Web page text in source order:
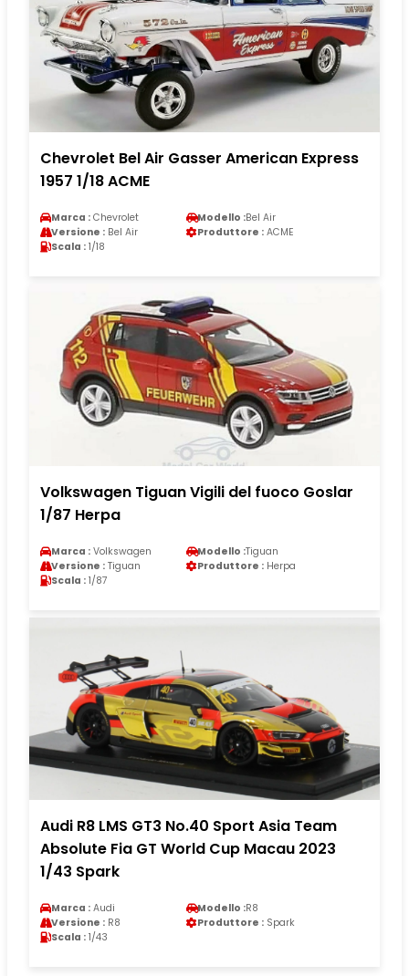
Chevrolet Bel Air Gasser American Express
1957 1/18 ACME
Marca : Chevrolet Modello :Bel Air
Versione : Bel Air Produttore : ACME
Scala : 1/18
Volkswagen Tiguan Vigili del fuoco Goslar
1/87 Herpa
Marca : Volkswagen Modello :Tiguan
Versione : Tiguan Produttore : Herpa
Scala : 1/87
Audi R8 LMS GT3 No.40 Sport Asia Team
Absolute Fia GT World Cup Macau 2023
1/43 Spark
Marca : Audi Modello :R8
Versione : R8 Produttore : Spark
Scala : 1/43